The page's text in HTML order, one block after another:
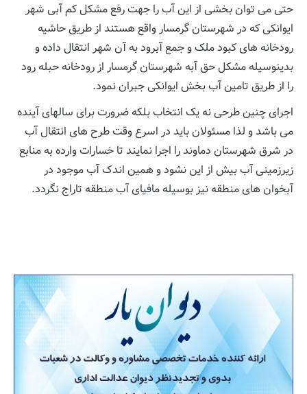
حتی می توان بخشی از این آب را جهت رفع مشکل کم آبی شهر
ایوانکی که در شهرستان گرمسار واقع هستند از طریق حاشیه
رودخانه های کبود ملک و جمع آبرود به آن شهر انتقال داده و
بدینوسیله مشکل حق آبه شهرستان گرمسار از رودخانه حبله رود
را از طریق تامین آب بخش ایوانکی جبران نمود.
اجرای چنین طرحی نه یک انتخاب بلکه ضرورت برای سالهای آینده
می باشد و لذا مسئولان باید در اسرع وقت طرح های انتقال آب
در شرق شهرستان دماوند را اجرا نمایند تا خسارات وارده به منابع
زیرزمینی آب بیش از این نشود و همین اندک آب موجود در
آبخوان های منطقه نیز بوسیله مافیای آب منطقه تاراج نگردد.